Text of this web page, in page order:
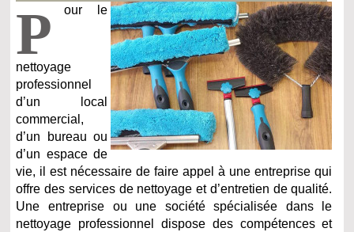
P our le
nettoyage
professionnel
d’un local
commercial,
d’un bureau ou
d’un espace de
vie, il est nécessaire de faire appel à une entreprise qui
offre des services de nettoyage et d’entretien de qualité.
Une entreprise ou une société spécialisée dans le
nettoyage professionnel dispose des compétences et